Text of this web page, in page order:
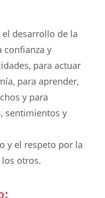
el desarrollo de la
confianza y
para actuar
para aprender,
y para
sentimientos y
y el respeto por la
otros.